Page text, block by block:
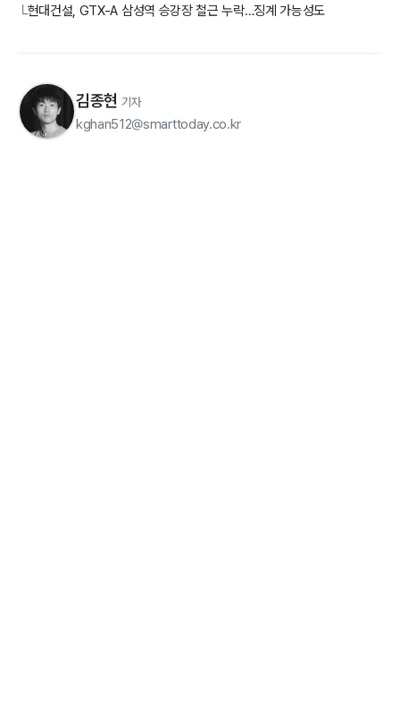
└현대건설, GTX-A 삼성역 승강장 철근 누락…징계 가능성도
김종현 기자
kghan512@smarttoday.co.kr